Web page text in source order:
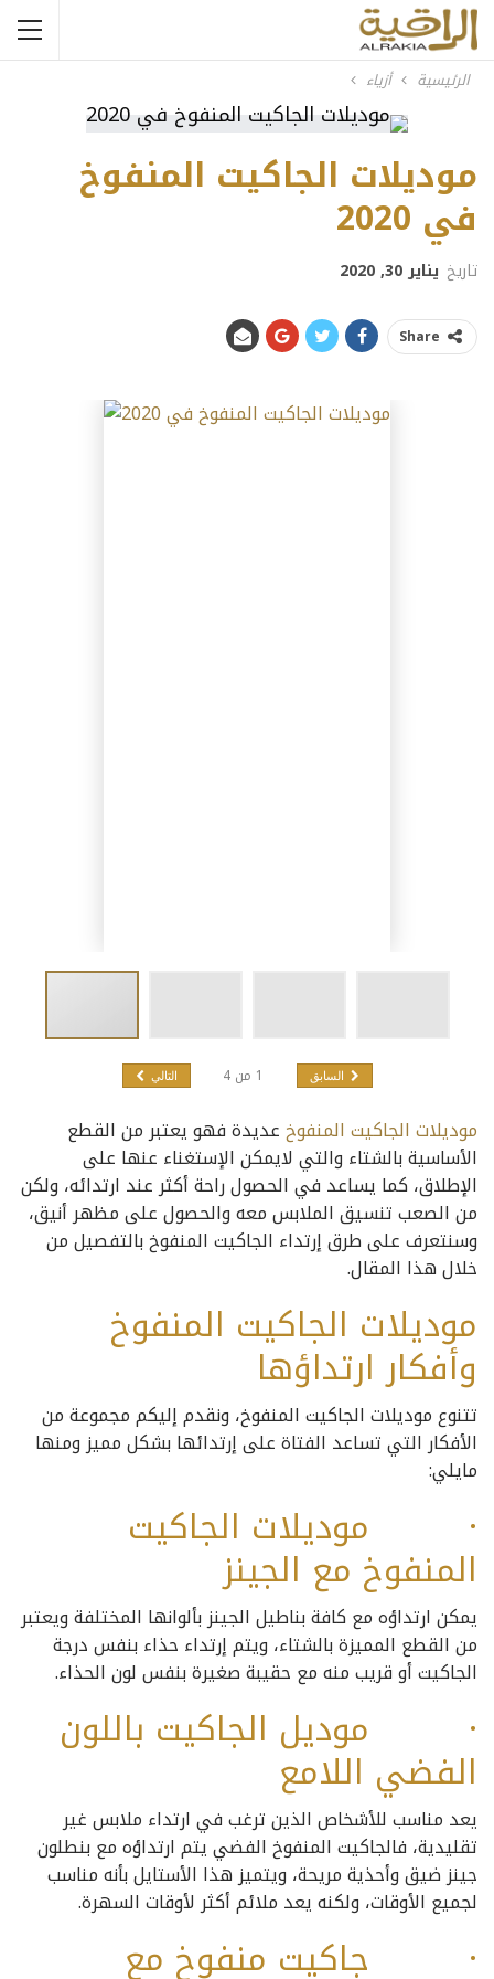
الرئيسية أزياء
موديلات الجاكيت المنفوخ
في 2020
تاريخ يناير 30, 2020
Share
السابق 1 من 4 التالي
موديلات الجاكيت المنفوخعديدة فهو يعتبر من القطع
الأساسية بالشتاء والتي لايمكن الإستغناء عنها على
الإطلاق، كما يساعد في الحصول راحة أكثر عند ارتدائه، ولكن
من الصعب تنسيق الملابس معه والحصول على مظهر أنيق،
وسنتعرف على طرق إرتداء الجاكيت المنفوخ بالتفصيل من
خلال هذا المقال.
موديلات الجاكيت المنفوخ
وأفكار ارتداؤها
تتنوع موديلات الجاكيت المنفوخ، ونقدم إليكم مجموعة من
الأفكار التي تساعد الفتاة على إرتدائها بشكل مميز ومنها
مايلي:
· موديلات الجاكيت
المنفوخ مع الجينز
يمكن ارتداؤه مع كافة بناطيل الجينز بألوانها المختلفة ويعتبر
من القطع المميزة بالشتاء، ويتم إرتداء حذاء بنفس درجة
الجاكيت أو قريب منه مع حقيبة صغيرة بنفس لون الحذاء.
· موديل الجاكيت باللون
الفضي اللامع
يعد مناسب للأشخاص الذين ترغب في ارتداء ملابس غير
تقليدية، فالجاكيت المنفوخ الفضي يتم ارتداؤه مع بنطلون
جينز ضيق وأحذية مريحة، ويتميز هذا الأستايل بأنه مناسب
لجميع الأوقات، ولكنه يعد ملائم أكثر لأوقات السهرة.
· جاكيت منفوخ مع